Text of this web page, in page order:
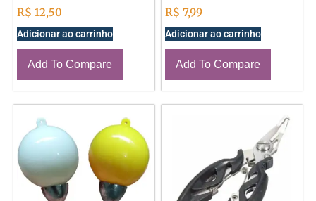
R$ 12,50
Adicionar ao carrinho
Add To Compare
R$ 7,99
Adicionar ao carrinho
Add To Compare